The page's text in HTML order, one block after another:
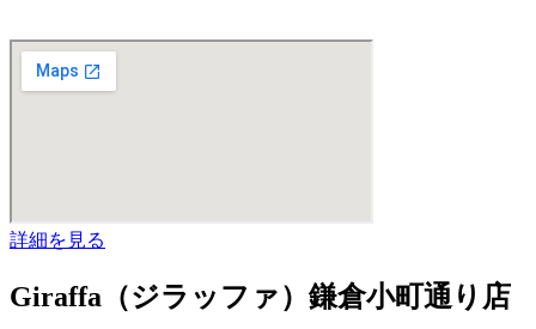
詳細を見る
Giraffa（ジラッファ）鎌倉小町通り店